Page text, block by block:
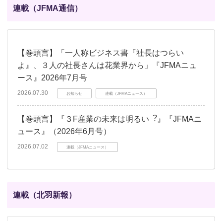
連載（JFMA通信）
【巻頭言】「一人称ビジネス書『社長はつらい
よ』、３人の社長さんは花業界から」『JFMAニュ
ース』2026年7月号
2026.07.30 お知らせ 連載（JFMAニュース）
【巻頭言】『３F産業の未来は明るい︖』『JFMAニ
ュース』（2026年6月号）
2026.07.02 連載（JFMAニュース）
連載（北羽新報）